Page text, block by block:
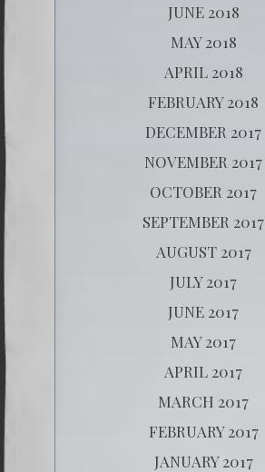
JUNE 2018
MAY 2018
APRIL 2018
FEBRUARY 2018
DECEMBER 2017
NOVEMBER 2017
OCTOBER 2017
SEPTEMBER 2017
AUGUST 2017
JULY 2017
JUNE 2017
MAY 2017
APRIL 2017
MARCH 2017
FEBRUARY 2017
JANUARY 2017